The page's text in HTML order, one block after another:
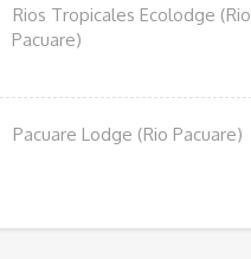
Rios Tropicales Ecolodge (Rio
Pacuare)
Pacuare Lodge (Rio Pacuare)